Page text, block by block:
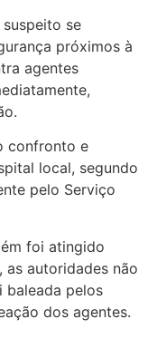
se
próximos à
agentes
confronto e
local, segundo
pelo Serviço
foi atingido
autoridades não
baleada pelos
dos agentes.